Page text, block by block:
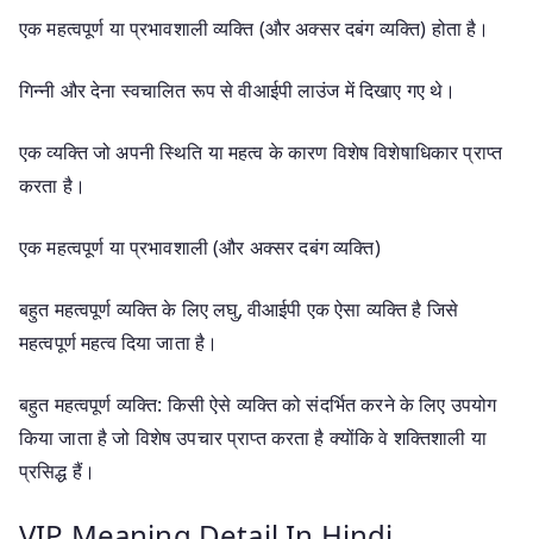
एक महत्वपूर्ण या प्रभावशाली व्यक्ति (और अक्सर दबंग व्यक्ति) होता है।
गिन्नी और देना स्वचालित रूप से वीआईपी लाउंज में दिखाए गए थे।
एक व्यक्ति जो अपनी स्थिति या महत्व के कारण विशेष विशेषाधिकार प्राप्त
करता है।
एक महत्वपूर्ण या प्रभावशाली (और अक्सर दबंग व्यक्ति)
बहुत महत्वपूर्ण व्यक्ति के लिए लघु, वीआईपी एक ऐसा व्यक्ति है जिसे
महत्वपूर्ण महत्व दिया जाता है।
बहुत महत्वपूर्ण व्यक्ति: किसी ऐसे व्यक्ति को संदर्भित करने के लिए उपयोग
किया जाता है जो विशेष उपचार प्राप्त करता है क्योंकि वे शक्तिशाली या
प्रसिद्ध हैं।